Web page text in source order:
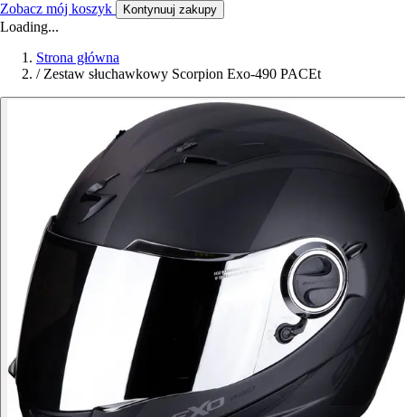
Zobacz mój koszyk Kontynuuj zakupy
Loading...
Strona główna
/ Zestaw słuchawkowy Scorpion Exo-490 PACEt